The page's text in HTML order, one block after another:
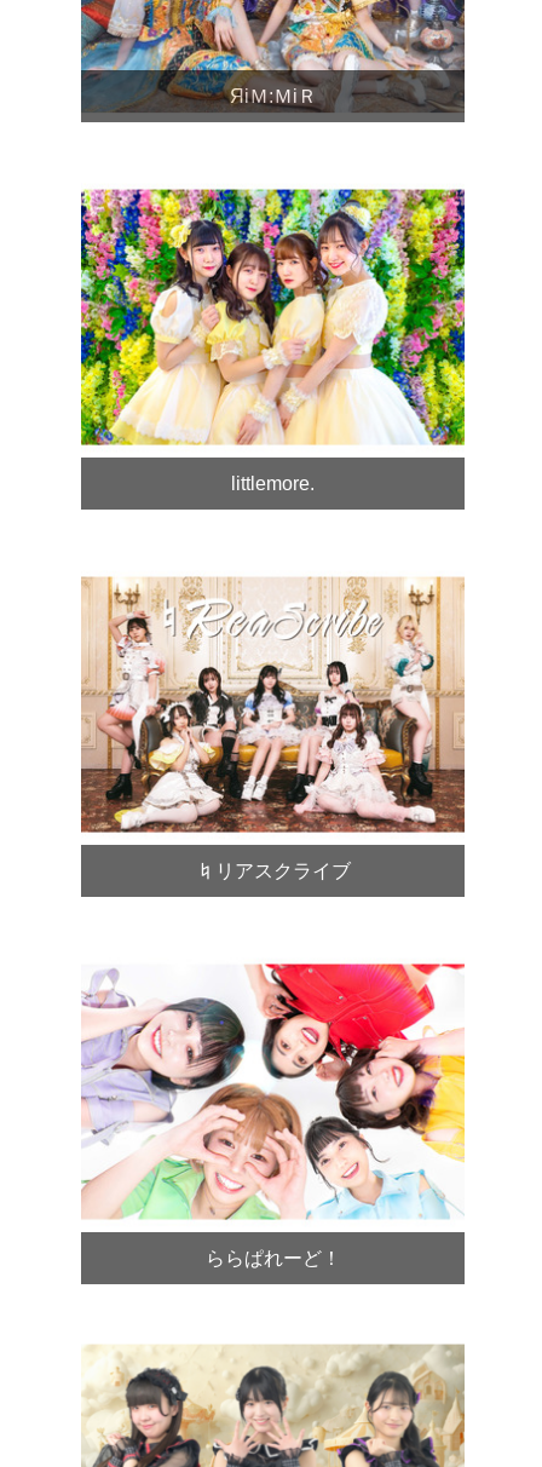
ЯiＭ:ＭiＲ
littlemore.
♮リアスクライブ
ららぱれーど！